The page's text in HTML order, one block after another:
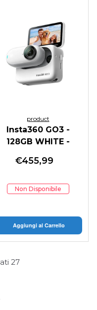
product
Insta360 GO3 -
128GB WHITE -
€455,99
Non Disponibile
Aggiungi al Carrello
27